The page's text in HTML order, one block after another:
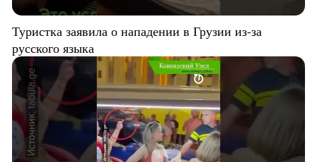
Туристка заявила о нападении в Грузии из-за
русского языка